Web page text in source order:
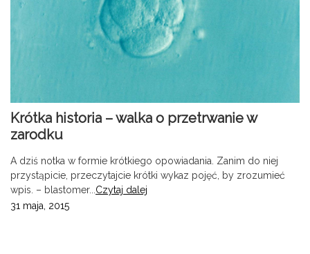
Krótka historia – walka o przetrwanie w
zarodku
A dziś notka w formie krótkiego opowiadania. Zanim do niej
przystąpicie, przeczytajcie krótki wykaz pojęć, by zrozumieć
wpis. – blastomer... Czytaj dalej
31 maja, 2015